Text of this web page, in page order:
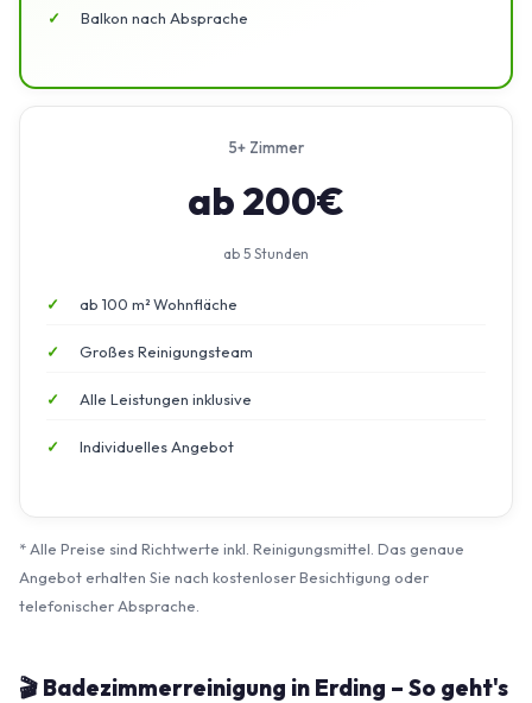
Balkon nach Absprache
5+ Zimmer
ab 200€
ab 5 Stunden
ab 100 m² Wohnfläche
Großes Reinigungsteam
Alle Leistungen inklusive
Individuelles Angebot
* Alle Preise sind Richtwerte inkl. Reinigungsmittel. Das genaue
Angebot erhalten Sie nach kostenloser Besichtigung oder
telefonischer Absprache.
🎬 Badezimmerreinigung in Erding – So geht's